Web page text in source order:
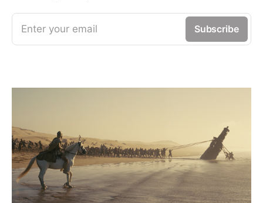
Enter your email Subscribe